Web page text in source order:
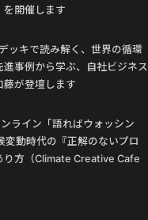
を開催します
ッキで読み解く、世界の循環
事例から学ぶ、自社ビジネス
藤が登壇します
ンライン「語ればウォッシン
変動時代の『正解のないプロ
り方（Climate Creative Cafe